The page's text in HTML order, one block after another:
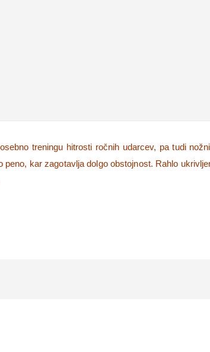
treningu hitrosti ročnih udarcev, pa tudi
kar zagotavlja dolgo obstojnost. Rahlo